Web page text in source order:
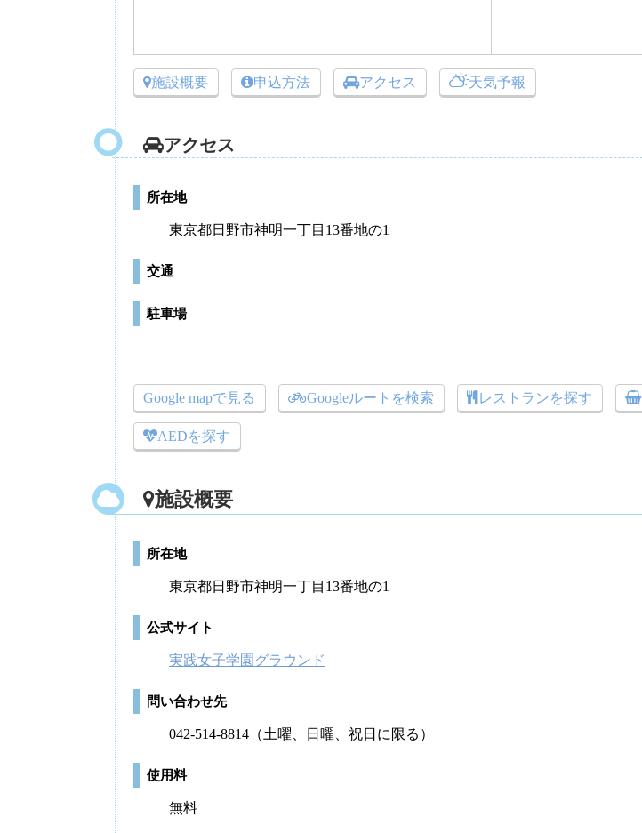
施設概要 申込方法 アクセス 天気予報
アクセス
所在地
東京都日野市神明一丁目13番地の1
交通
駐車場
Google mapで見る Googleルートを検索 レストランを探す
AEDを探す
施設概要
所在地
東京都日野市神明一丁目13番地の1
公式サイト
実践女子学園グラウンド
問い合わせ先
042-514-8814（土曜、日曜、祝日に限る）
使用料
無料